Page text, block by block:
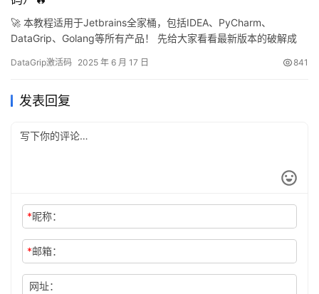
🚀 本教程适用于Jetbrains全家桶，包括IDEA、PyCharm、
DataGrip、Golang等所有产品！ 先给大家看看最新版本的破解成
教程，手把手教你如何永久激活DataGrip。这个方法同样适用于旧
美破解！ 第…
DataGrip激活码 2025 年 6 月 17 日 841
发表回复
*昵称：
*邮箱：
网址：